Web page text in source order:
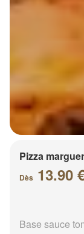
Pizza
Dès 13.90
Base sauce